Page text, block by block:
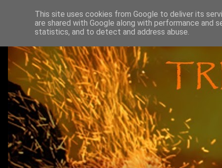
This site uses cookies from Google to deliver its
are shared with Google along with performance and
statistics, and to detect and address abuse.